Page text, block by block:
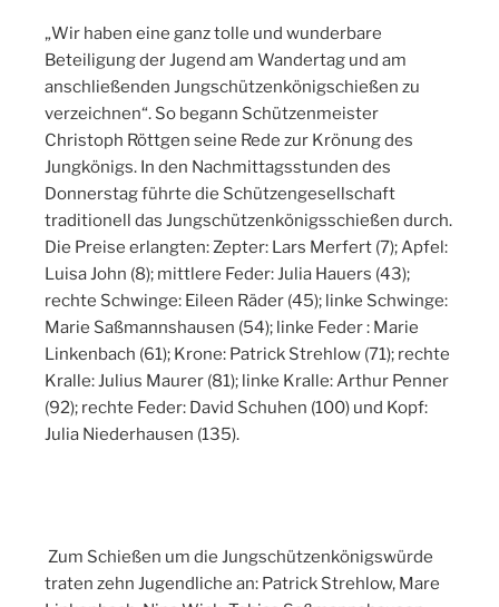
„Wir haben eine ganz tolle und wunderbare
Beteiligung der Jugend am Wandertag und am
anschließenden Jungschützenkönigschießen zu
verzeichnen“. So begann Schützenmeister
Christoph Röttgen seine Rede zur Krönung des
Jungkönigs. In den Nachmittagsstunden des
Donnerstag führte die Schützengesellschaft
traditionell das Jungschützenkönigsschießen durch.
Die Preise erlangten: Zepter: Lars Merfert (7); Apfel:
Luisa John (8); mittlere Feder: Julia Hauers (43);
rechte Schwinge: Eileen Räder (45); linke Schwinge:
Marie Saßmannshausen (54); linke Feder : Marie
Linkenbach (61); Krone: Patrick Strehlow (71); rechte
Kralle: Julius Maurer (81); linke Kralle: Arthur Penner
(92); rechte Feder: David Schuhen (100) und Kopf:
Julia Niederhausen (135).
Zum Schießen um die Jungschützenkönigswürde
traten zehn Jugendliche an: Patrick Strehlow, Mare